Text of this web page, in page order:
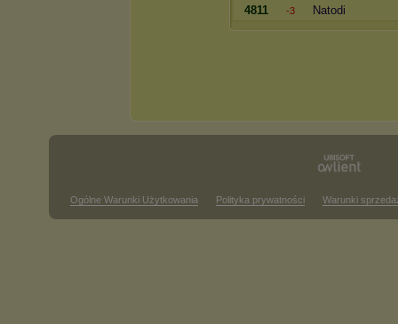
4811
-3 Natodi
Ogólne Warunki Użytkowania Polityka prywatności Warunki